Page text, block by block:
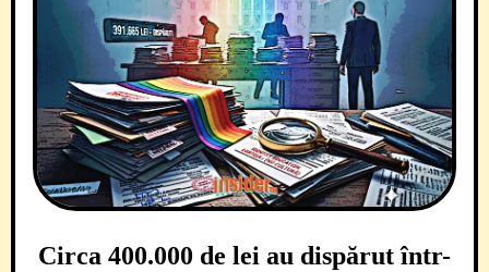
Circa 400.000 de lei au dispărut într-